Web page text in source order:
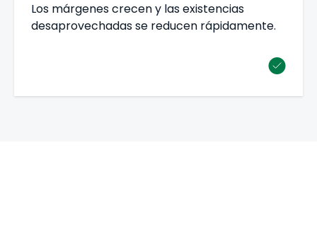
Los márgenes crecen y las existencias
desaprovechadas se reducen rápidamente.